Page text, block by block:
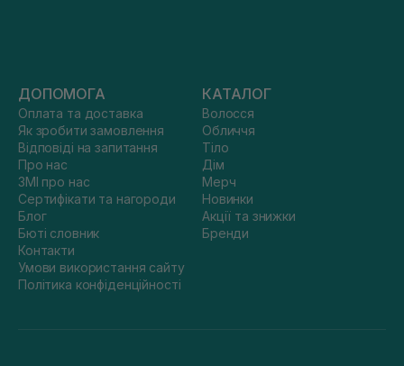
ДОПОМОГА
Оплата та доставка
Як зробити замовлення
Відповіді на запитання
Про нас
ЗМІ про нас
Сертифікати та нагороди
Блог
Бюті словник
Контакти
Умови використання сайту
Політика конфіденційності
КАТАЛОГ
Волосся
Обличчя
Тіло
Дім
Мерч
Новинки
Акції та знижки
Бренди